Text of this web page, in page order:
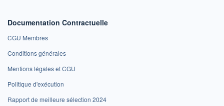
Documentation Contractuelle
CGU Membres
Conditions générales
Mentions légales et CGU
Politique d'exécution
Rapport de meilleure sélection 2024